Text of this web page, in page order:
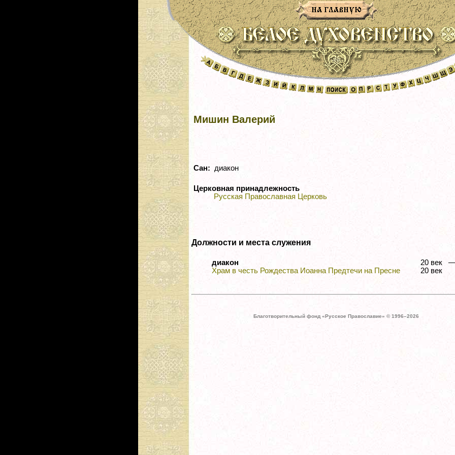
Мишин Валерий
Сан: диакон
Церковная принадлежность
Русская Православная Церковь
Должности и места служения
диакон
Храм в честь Рождества Иоанна Предтечи на Пресне
20 век
20 век
Благотворительный фонд «Русское Православие» © 1996–2026